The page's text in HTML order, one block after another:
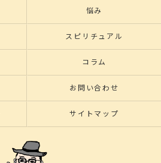
悩み
スピリチュアル
コラム
お問い合わせ
サイトマップ